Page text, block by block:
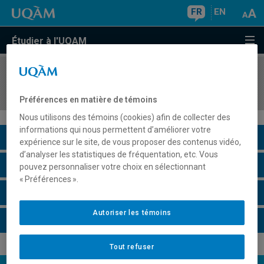
FR EN
Étudier à l'UQAM
COURS//
Description du cours
Horaire - Été 2026
Préférences en matière de témoins
Nous utilisons des témoins (cookies) afin de collecter des
informations qui nous permettent d’améliorer votre
expérience sur le site, de vous proposer des contenus vidéo,
d’analyser les statistiques de fréquentation, etc. Vous
pouvez personnaliser votre choix en sélectionnant
« Préférences ».
Tout refuser
Autoriser les témoins